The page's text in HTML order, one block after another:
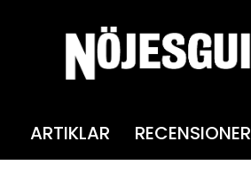
ARTIKLAR RECENSIONER